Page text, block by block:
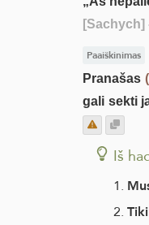
[Sachych]
Paaiškinimas
Pranašas
gali sekti
Iš